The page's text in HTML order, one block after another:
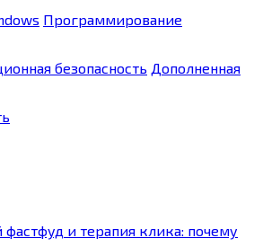
Программирование
безопасность Дополненная
и терапия клика: почему